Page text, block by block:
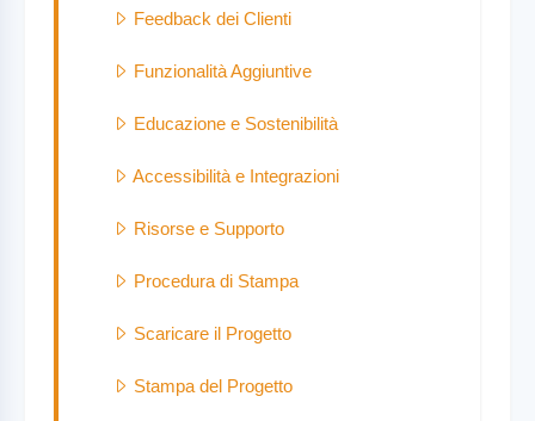
Feedback dei Clienti
Funzionalità Aggiuntive
Educazione e Sostenibilità
Accessibilità e Integrazioni
Risorse e Supporto
Procedura di Stampa
Scaricare il Progetto
Stampa del Progetto